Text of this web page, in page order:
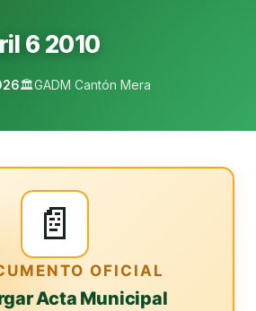
6 2010
🏛️GADM Cantón Mera
📄
OFICIAL
Acta Municipal